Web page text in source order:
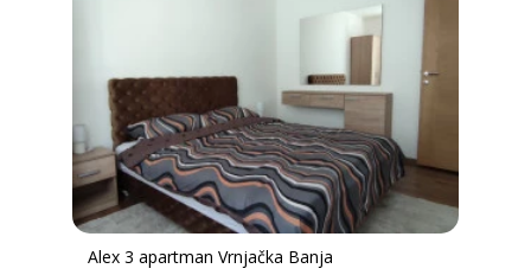
Alex 3 apartman Vrnjačka Banja